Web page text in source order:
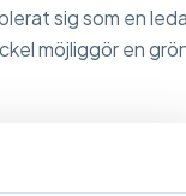
sig som en
möjliggör en